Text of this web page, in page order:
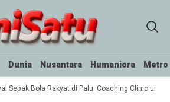
Dunia Nusantara Humaniora Metro
Sepak Bola Rakyat di Palu: Coaching Clinic untuk